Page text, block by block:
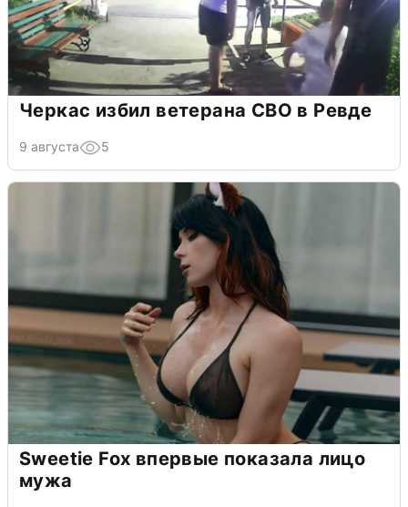
Черкас избил ветерана СВО в Ревде
9 августа 5
Sweetie Fox впервые показала лицо
мужа